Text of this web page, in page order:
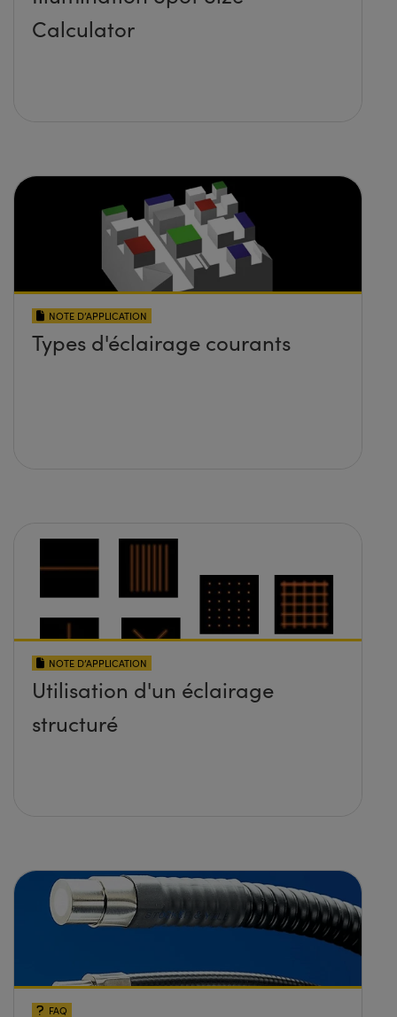
Calculator
NOTE D’APPLICATION
Types d'éclairage courants
NOTE D’APPLICATION
Utilisation d'un éclairage
structuré
FAQ